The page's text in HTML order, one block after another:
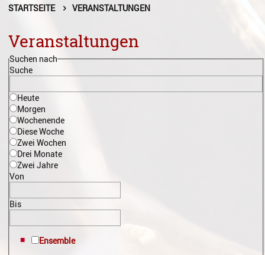
Fächer A - Z
Dirigieren
Recording
STARTSEITE VERANSTALTUNGEN
Veranstaltungen
Suchen nach
Suche
Heute
Morgen
Wochenende
Diese Woche
Zwei Wochen
Drei Monate
Zwei Jahre
Von
Bis
Ensemble